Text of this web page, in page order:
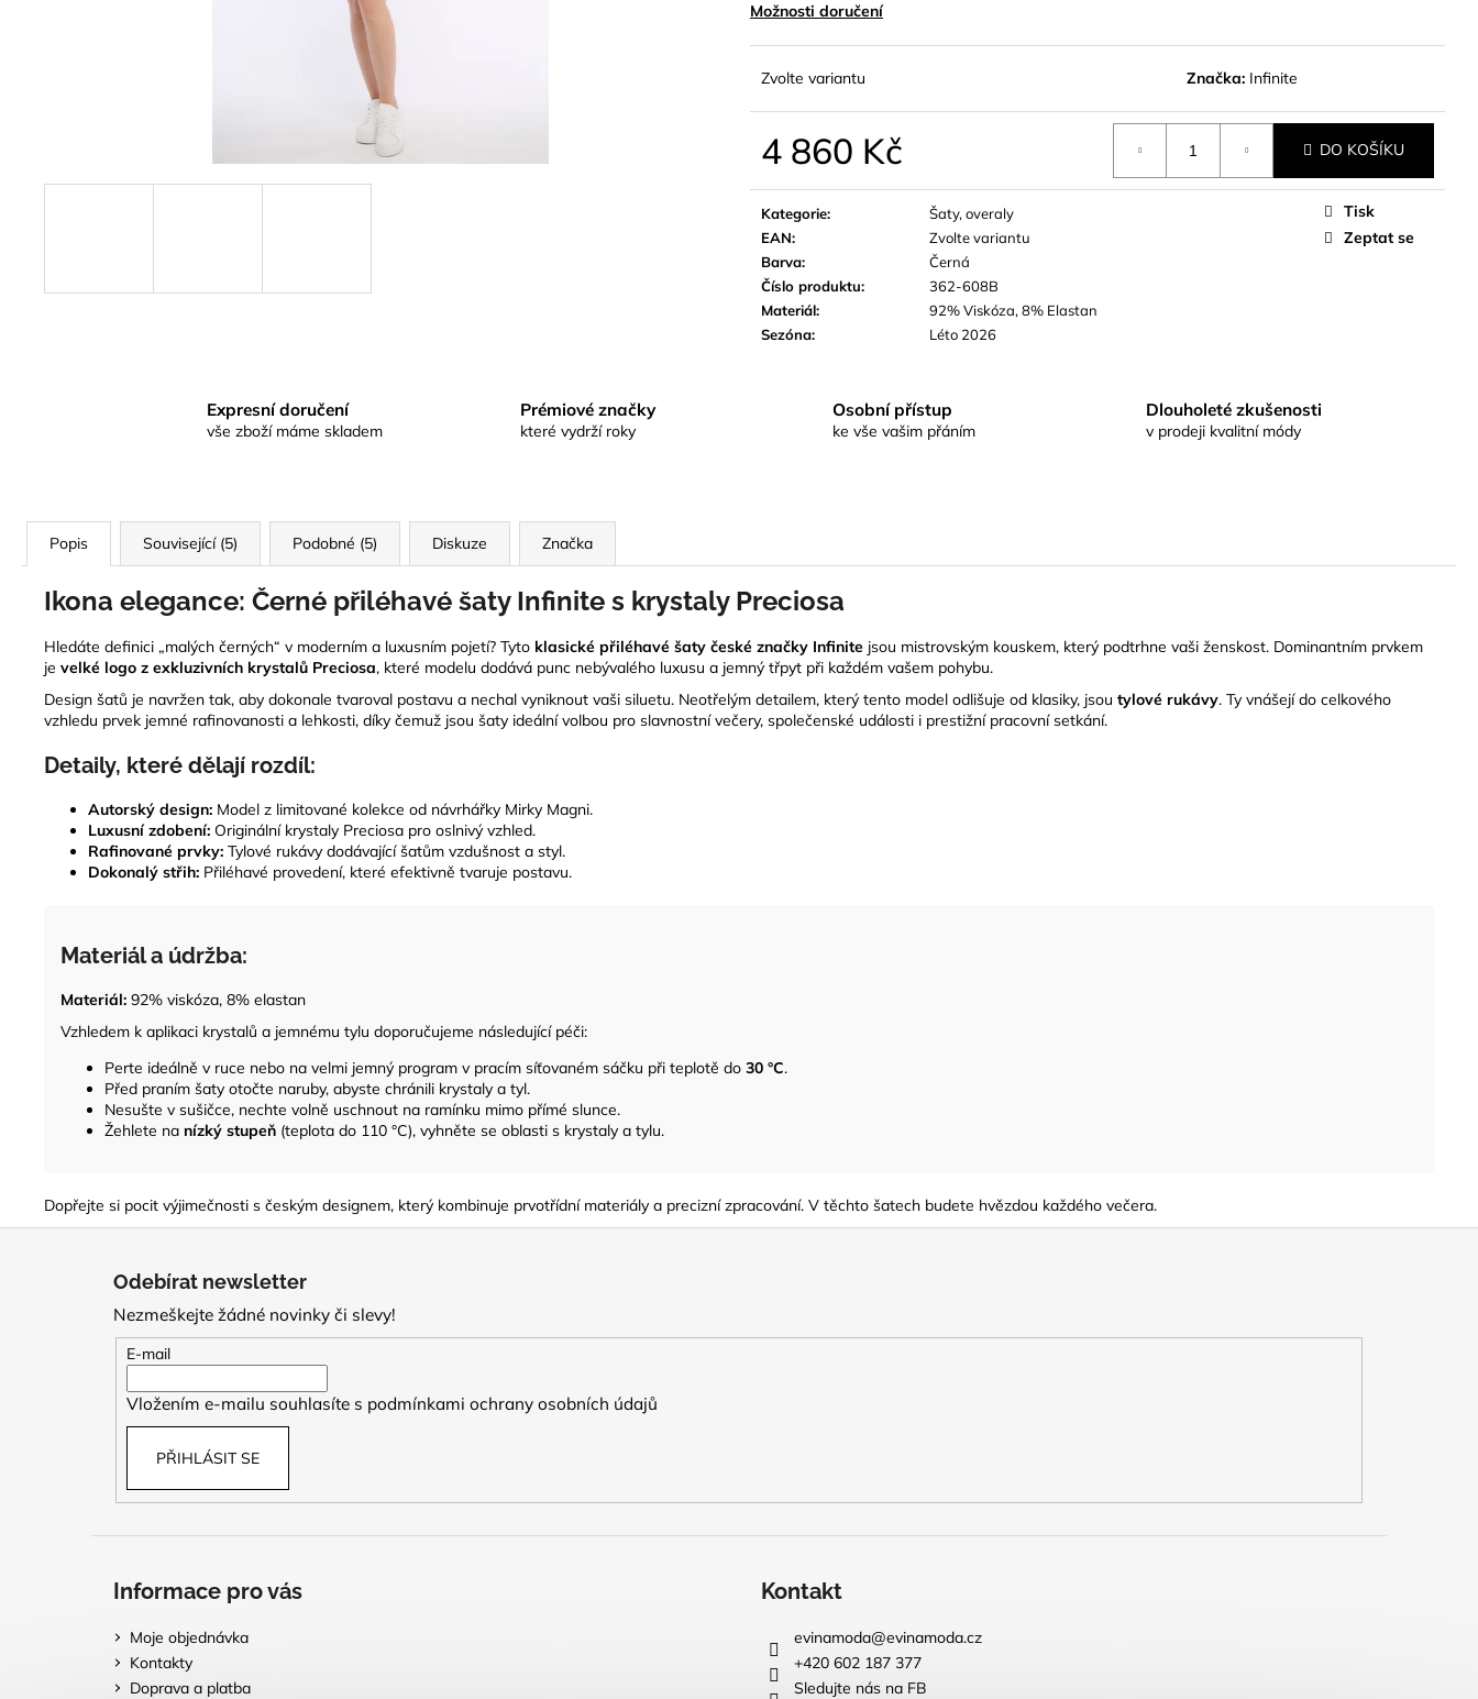
Možnosti doručení
Zvolte variantu Značka: Infinite
4 860 Kč DO KOŠÍKU
Kategorie:
Šaty, overaly
EAN:
Zvolte variantu
Barva:
Černá
Číslo produktu:
362-608B
Materiál:
92% Viskóza, 8% Elastan
Sezóna: Léto 2026
Tisk
Zeptat se
Expresní doručení
vše zboží máme skladem
Prémiové značky
které vydrží roky
Osobní přístup
ke vše vašim přáním
Dlouholeté zkušenosti
v prodeji kvalitní módy
Popis Související (5) Podobné (5) Diskuze Značka
Ikona elegance: Černé přiléhavé šaty Infinite s krystaly Preciosa
Hledáte definici „malých černých“ v moderním a luxusním pojetí? Tyto klasické přiléhavé šaty české značky Infinite jsou mistrovským kouskem, který podtrhne vaši ženskost. Dominantním prvkem
je velké logo z exkluzivních krystalů Preciosa, které modelu dodává punc nebývalého luxusu a jemný třpyt při každém vašem pohybu.
Design šatů je navržen tak, aby dokonale tvaroval postavu a nechal vyniknout vaši siluetu. Neotřelým detailem, který tento model odlišuje od klasiky, jsou tylové rukávy. Ty vnášejí do celkového
vzhledu prvek jemné rafinovanosti a lehkosti, díky čemuž jsou šaty ideální volbou pro slavnostní večery, společenské události i prestižní pracovní setkání.
Detaily, které dělají rozdíl:
Autorský design: Model z limitované kolekce od návrhářky Mirky Magni.
Luxusní zdobení: Originální krystaly Preciosa pro oslnivý vzhled.
Rafinované prvky: Tylové rukávy dodávající šatům vzdušnost a styl.
Dokonalý střih: Přiléhavé provedení, které efektivně tvaruje postavu.
Materiál a údržba:
Materiál: 92% viskóza, 8% elastan
Vzhledem k aplikaci krystalů a jemnému tylu doporučujeme následující péči:
Perte ideálně v ruce nebo na velmi jemný program v pracím síťovaném sáčku při teplotě do 30 °C.
Před praním šaty otočte naruby, abyste chránili krystaly a tyl.
Nesušte v sušičce, nechte volně uschnout na ramínku mimo přímé slunce.
Žehlete na nízký stupeň (teplota do 110 °C), vyhněte se oblasti s krystaly a tylu.
Dopřejte si pocit výjimečnosti s českým designem, který kombinuje prvotřídní materiály a precizní zpracování. V těchto šatech budete hvězdou každého večera.
Odebírat newsletter
Nezmeškejte žádné novinky či slevy!
E-mail
Vložením e-mailu souhlasíte s podmínkami ochrany osobních údajů
PŘIHLÁSIT SE
Informace pro vás
Moje objednávka
Kontakty
Doprava a platba
Kontakt
evinamoda@evinamoda.cz
+420 602 187 377
Sledujte nás na FB